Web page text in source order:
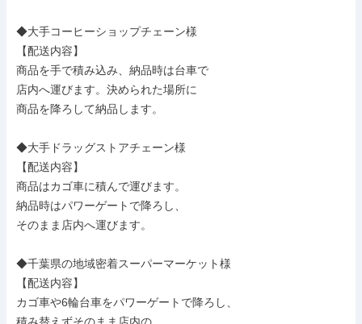
◆大手コーヒーショップチェーン様
【配送内容】
商品を手で積み込み、納品時は台車で
店内へ運びます。決められた場所に
商品を降ろして納品します。
◆大手ドラッグストアチェーン様
【配送内容】
商品はカゴ車に積んで運びます。
納品時はパワーゲートで降ろし、
そのまま店内へ運びます。
◆千葉県の地域密着スーパーマーケット様
【配送内容】
カゴ車や6輪台車をパワーゲートで降ろし、